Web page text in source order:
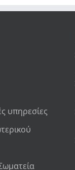
υπηρεσίες